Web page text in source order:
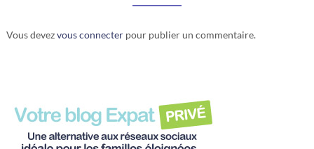
Vous devezvous connecterpour publier un commentaire.